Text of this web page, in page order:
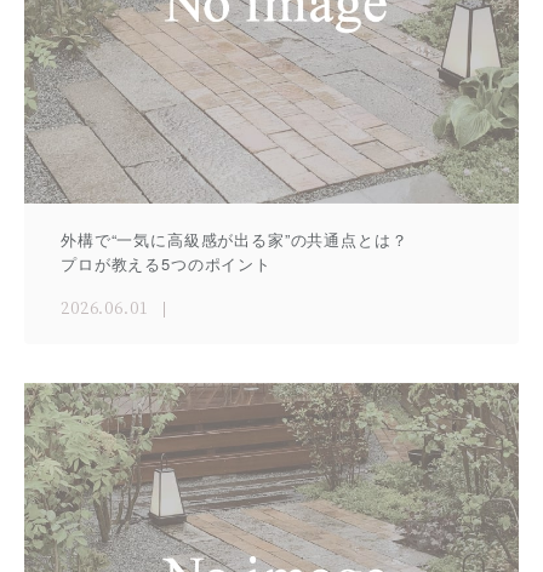
外構で“一気に高級感が出る家”の共通点とは？
プロが教える5つのポイント
2026.06.01